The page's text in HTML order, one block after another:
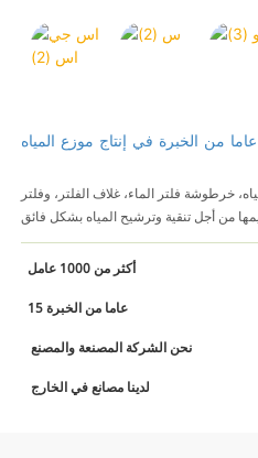
خرطوشة فلتر الماء، غلاف الفلتر، وفلتر
أكثر من 1000 عامل
15 عاما من الخبرة
نحن الشركة المصنعة والمصنع
لدينا مصانع في الخارج